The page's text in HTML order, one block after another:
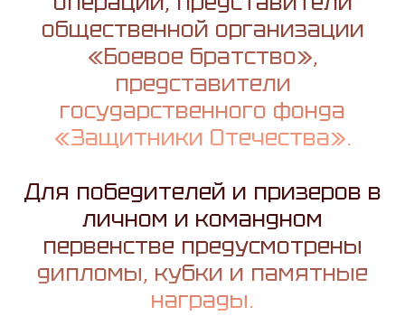
общественной организации
«Боевое братство»,
представители
государственного фонда
«Защитники Отечества».
Для победителей и призеров в
личном и командном
первенстве предусмотрены
дипломы, кубки и памятные
награды.